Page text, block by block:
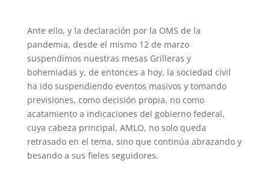
Ante ello, y la declaración por la OMS de la
pandemia, desde el mismo 12 de marzo
suspendimos nuestras mesas Grilleras y
bohemiadas y, de entonces a hoy, la sociedad civil
ha ido suspendiendo eventos masivos y tomando
previsiones, como decisión propia, no como
acatamiento a indicaciones del gobierno federal,
cuya cabeza principal, AMLO, no solo queda
retrasado en el tema, sino que continúa abrazando y
besando a sus fieles seguidores.